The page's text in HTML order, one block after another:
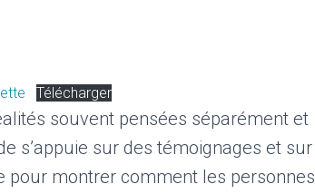
Télécharger
souvent pensées séparément et
s’appuie sur des témoignages et sur
pour montrer comment les personnes